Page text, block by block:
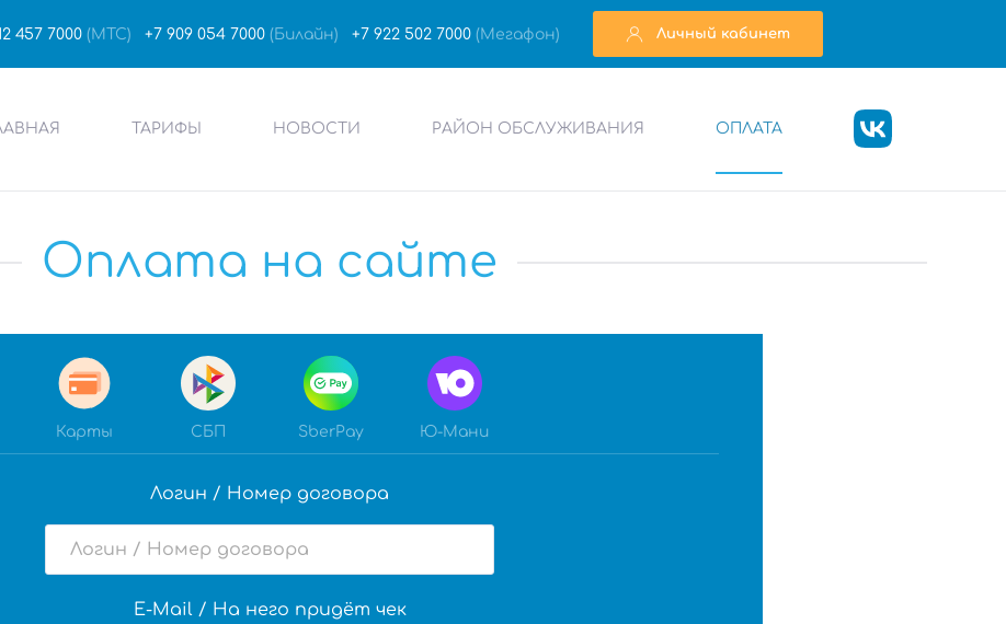
457 7000 (МТС) +7 909 054 7000 (Билайн) +7 922 502 7000 (Мегафон) Личный кабинет
ТАРИФЫ НОВОСТИ РАЙОН ОБСЛУЖИВАНИЯ ОПЛАТА
Оплата на сайте
Карты СБП SberPay Ю-Мани
Логин / Номер договора
E-Mail / На него придёт чек